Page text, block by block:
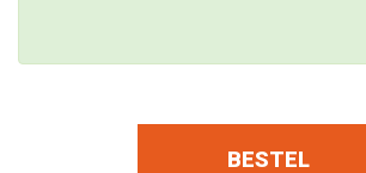
BESTEL